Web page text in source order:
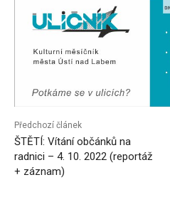
Předchozí článek
ŠTĚTÍ: Vítání občánků na
radnici – 4. 10. 2022 (reportáž
+ záznam)